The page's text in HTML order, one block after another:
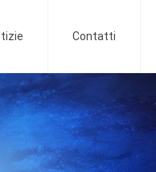
Contatti